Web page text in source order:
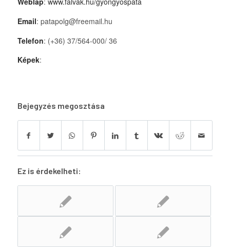
Email: patapolg@freemail.hu
Telefon: (+36) 37/564-000/ 36
Képek:
Bejegyzés megosztása
Ez is érdekelheti: